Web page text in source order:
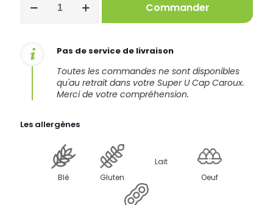
Commander
Pas de service de livraison
Toutes les commandes ne sont disponibles
qu'au retrait dans votre Super U Cap Caroux.
Merci de votre compréhension.
Les allergènes
Blé Gluten
Lait
Oeuf